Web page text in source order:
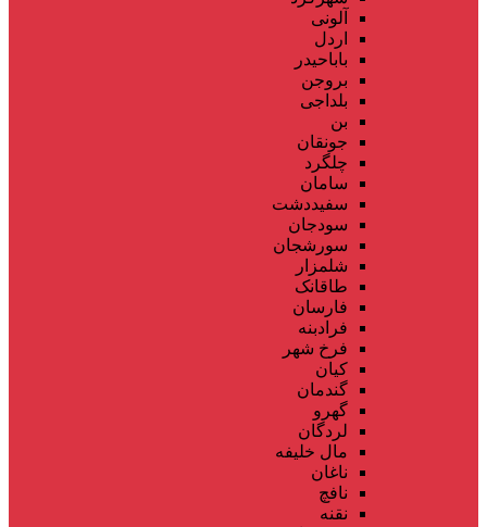
آلونی
اردل
باباحیدر
بروجن
بلداجی
بن
جونقان
چلگرد
سامان
سفیددشت
سودجان
سورشجان
شلمزار
طاقانک
فارسان
فرادبنه
فرخ شهر
کیان
گندمان
گهرو
لردگان
مال خلیفه
ناغان
نافچ
نقنه